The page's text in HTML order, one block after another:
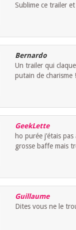
Sublime ce trailer
Bernardo
Un trailer qui
putain de charisme !
GeekLette
ho purée j’étais
grosse baffe mais
Guillaume
Dites vous ne le